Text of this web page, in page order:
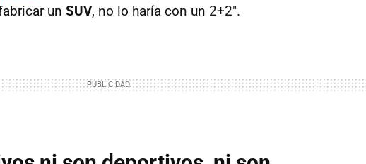
un SUV, no lo haría con un 2+2".